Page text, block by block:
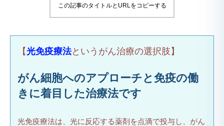
この記事のタイトルとURLをコピーする
【光免疫療法というがん治療の選択肢】
がん細胞へのアプローチと免疫の働
きに着目した治療法です
光免疫療法は、光に反応する薬剤を点滴で投与し、がん